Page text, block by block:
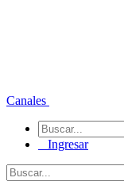
Canales
Ingresar